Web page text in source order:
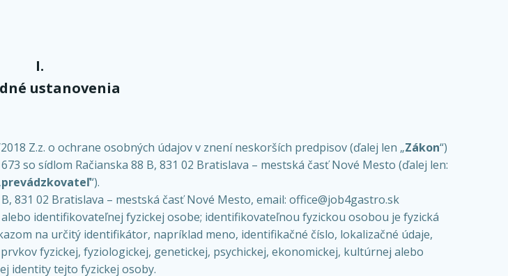
I.
ustanovenia
Z.z. o ochrane osobných údajov v znení neskorších predpisov (ďalej len „Zákon“)
so sídlom Račianska 88 B, 831 02 Bratislava – mestská časť Nové Mesto (ďalej len:
prevádzkovateľ“).
831 02 Bratislava – mestská časť Nové Mesto, email: office@job4gastro.sk
identifikovateľnej fyzickej osobe; identifikovateľnou fyzickou osobou je fyzická
na určitý identifikátor, napríklad meno, identifikačné číslo, lokalizačné údaje,
fyzickej, fyziologickej, genetickej, psychickej, ekonomickej, kultúrnej alebo
identity tejto fyzickej osoby.